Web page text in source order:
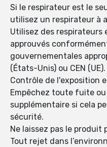
Si le respirateur est le
utilisez un respirateur à
Utilisez des respirateurs
approuvés
gouvernementales
(États-Unis) ou CEN (UE).
Contrôle de l'exposition
Empêchez toute fuite
supplémentaire si cela
sécurité.
Ne laissez pas le produit
Tout rejet dans